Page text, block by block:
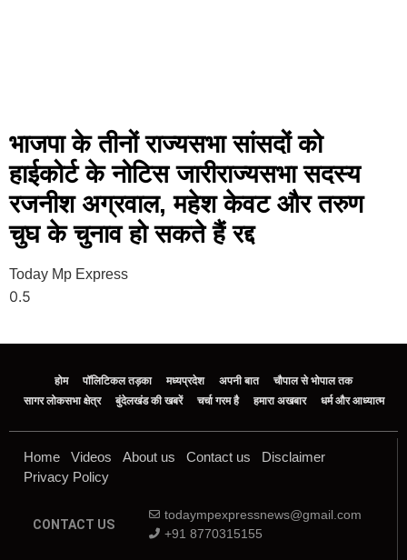
भाजपा के तीनों राज्यसभा सांसदों को
हाईकोर्ट के नोटिस जारीराज्यसभा सदस्य
रजनीश अग्रवाल, महेश केवट और तरुण
चुघ के चुनाव हो सकते हैं रद्द
Today Mp Express
होम पॉलिटिकल तड़का मध्यप्रदेश अपनी बात
चौपाल से भोपाल तक
सागर लोकसभा क्षेत्र
बुंदेलखंड की खबरें चर्चा गरम है हमारा अखबार धर्म और आध्यात्म
Home Videos About us Contact us
Disclaimer
Privacy Policy
CONTACT US
todaympexpressnews@gmail.com
+91 8770315155